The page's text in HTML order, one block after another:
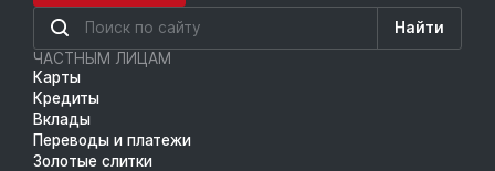
Найти
ЧАСТНЫМ ЛИЦАМ
Карты
Кредиты
Вклады
Переводы и платежи
Золотые слитки